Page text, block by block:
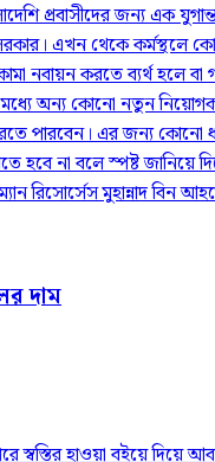
প্রবাসীদের জন্য এক
এখন থেকে কর্মস্থলে
নবায়ন করতে ব্যর্থ হলে
মধ্যে অন্য কোনো নতুন
পারবেন। এর জন্য কোনো
হবে না বলে স্পষ্ট জানিয়ে
রিসোর্সেস মুহান্নাদ বিন
দাম
স্বস্তির হাওয়া বইয়ে দিয়ে